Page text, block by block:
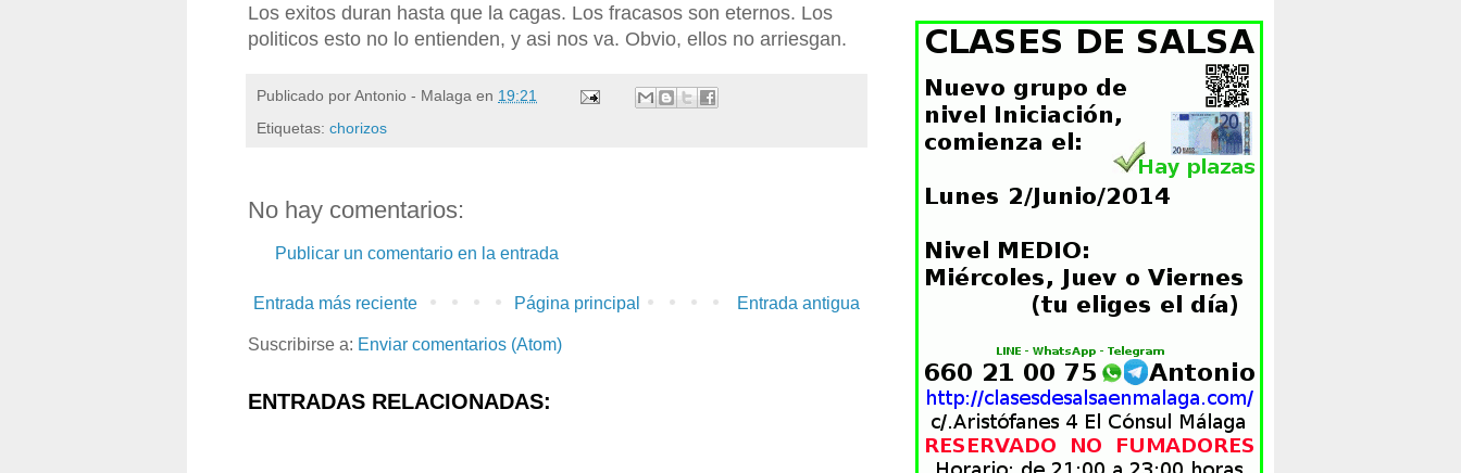
Los exitos duran hasta que la cagas. Los fracasos son eternos. Los
politicos esto no lo entienden, y asi nos va. Obvio, ellos no arriesgan.
Publicado porAntonio - Malaga en 19:21
Etiquetas: chorizos
No hay comentarios:
Publicar un comentario en la entrada
Entrada más reciente Entrada antigua
Página principal
Suscribirse a: Enviar comentarios (Atom)
ENTRADAS RELACIONADAS: